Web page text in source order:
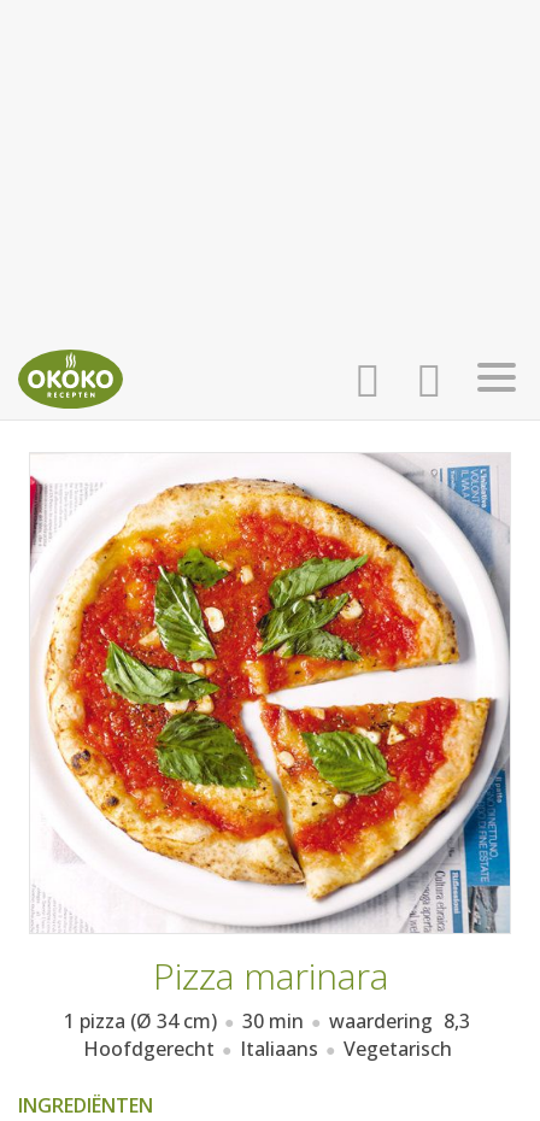
INLOGGEN
AANMELDEN
HOME
RECEPTEN
WEEKMENU'S
KOOKBOEKEN
Pizza marinara
1 pizza (Ø 34 cm) 30 min waardering 8,3
Hoofdgerecht
Italiaans Vegetarisch
INGREDIËNTEN